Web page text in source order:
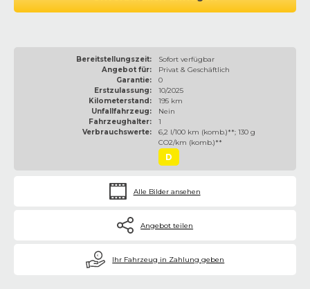
Bereitstellungszeit:
Sofort verfügbar
Angebot für:
Privat & Geschäftlich
Garantie:
0
Erstzulassung:
10/2025
Kilometerstand:
195 km
Unfallfahrzeug:
Nein
Fahrzeughalter:
1
Verbrauchswerte:
6,2 l/100 km (komb.)**; 130 g
CO2/km (komb.)**
D
Alle Bilder ansehen
Angebot teilen
€ Ihr Fahrzeug in Zahlung geben